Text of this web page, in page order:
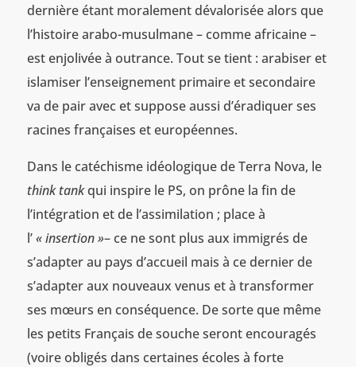
dernière étant moralement dévalorisée alors que
l’histoire arabo-musulmane – comme africaine –
est enjolivée à outrance. Tout se tient : arabiser et
islamiser l’enseignement primaire et secondaire
va de pair avec et suppose aussi d’éradiquer ses
racines françaises et européennes.
Dans le catéchisme idéologique de Terra Nova, le
think tankqui inspire le PS, on prône la fin de
l’intégration et de l’assimilation ; place à
l’« insertion »– ce ne sont plus aux immigrés de
s’adapter au pays d’accueil mais à ce dernier de
s’adapter aux nouveaux venus et à transformer
ses mœurs en conséquence. De sorte que même
les petits Français de souche seront encouragés
(voire obligés dans certaines écoles à forte